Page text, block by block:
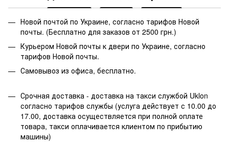
Новой почтой по Украине, согласно тарифов Новой
почты. (Бесплатно для заказов от 2500 грн.)
Курьером Новой почты к двери по Украине, согласно
тарифов Новой почты.
Самовывоз из офиса, бесплатно.
Срочная доставка - доставка на такси службой Uklon
согласно тарифов службы (услуга действует с 10.00 до
17.00, доставка осуществляется при полной оплате
товара, такси оплачивается клиентом по прибытию
машины)